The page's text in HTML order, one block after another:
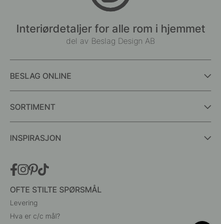
Interiørdetaljer for alle rom i hjemmet
del av Beslag Design AB
BESLAG ONLINE
SORTIMENT
INSPIRASJON
OFTE STILTE SPØRSMÅL
Levering
Hva er c/c mål?